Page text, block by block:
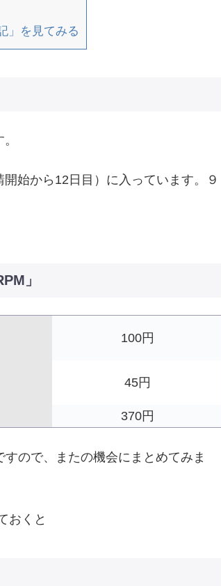
」を見てみる
始から12日目）に入っています。９
」
100円
45円
370円
ので、またの機会にまとめてみま
おくと